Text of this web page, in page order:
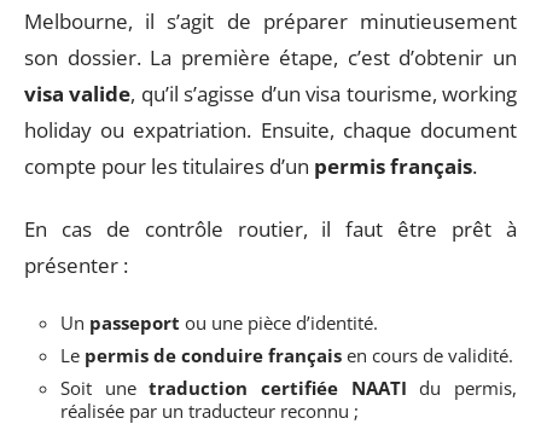
Melbourne, il s’agit de préparer minutieusement
son dossier. La première étape, c’est d’obtenir un
visa valide, qu’il s’agisse d’un visa tourisme, working
holiday ou expatriation. Ensuite, chaque document
compte pour les titulaires d’un permis français.
En cas de contrôle routier, il faut être prêt à
présenter :
Un passeport ou une pièce d’identité.
Le permis de conduire français en cours de validité.
Soit unetraduction certifiée NAATI du permis,
réalisée par un traducteur reconnu ;